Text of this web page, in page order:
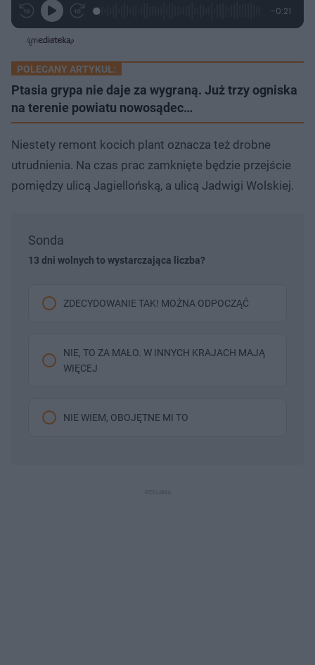
G
j
P
z
e
w
ń
1
0
s
d
o
t
ł
z
ń
1
0
s
d
o
p
z
d
a
:
9
.
2
5
%
P
o
ł
a
s
-0:21
POLECANY ARTYKUŁ:
Ptasia grypa nie daje za wygraną. Już trzy ogniska
na terenie powiatu nowosądec…
Niestety remont kocich plant oznacza też drobne
utrudnienia. Na czas prac zamknięte będzie przejście
pomiędzy ulicą Jagiellońską, a ulicą Jadwigi Wolskiej.
Sonda
13 dni wolnych to wystarczająca liczba?
ZDECYDOWANIE TAK! MOŻNA ODPOCZĄĆ
NIE, TO ZA MAŁO. W INNYCH KRAJACH MAJĄ
WIĘCEJ
NIE WIEM, OBOJĘTNE MI TO